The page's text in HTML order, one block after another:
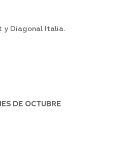
y Diagonal Italia.
DE OCTUBRE